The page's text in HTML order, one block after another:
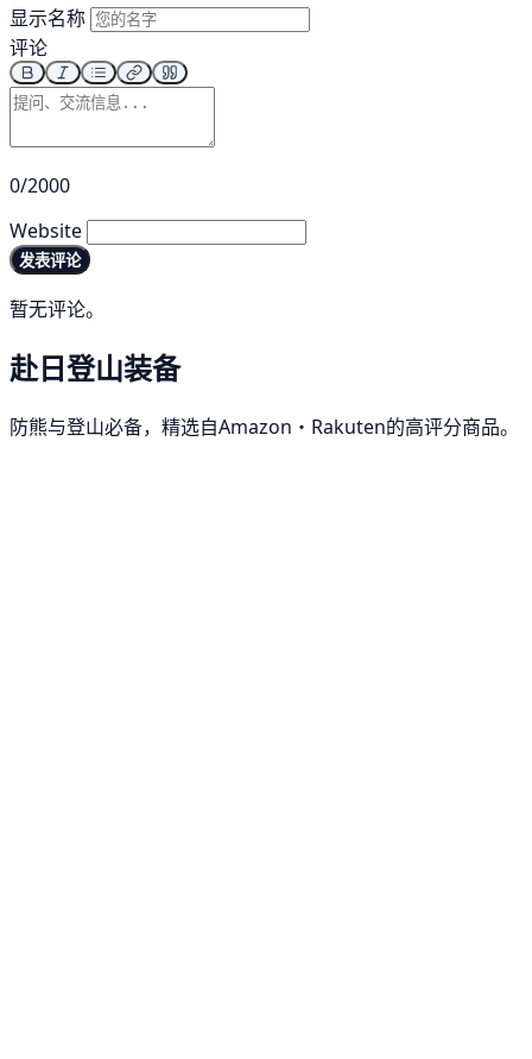
显示名称
评论
0/2000
Website
发表评论
暂无评论。
赴日登山装备
防熊与登山必备，精选自Amazon・Rakuten的高评分商品。